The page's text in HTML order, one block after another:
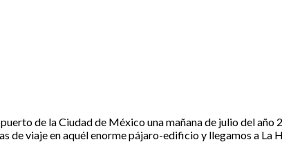
de la Ciudad de México una mañana de julio del
de viaje en aquél enorme pájaro-edificio y llegamos a La